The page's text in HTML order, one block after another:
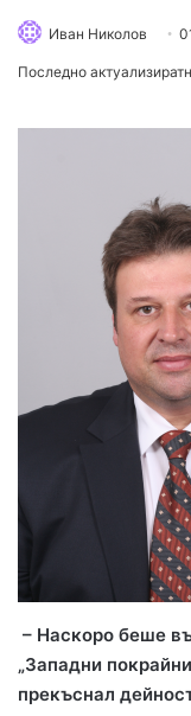
Иван Николов
Последно
– Наскоро беше
„Западни
прекъснал